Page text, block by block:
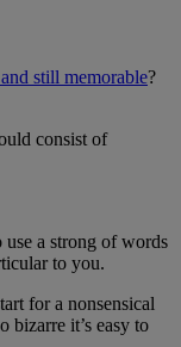
still memorable?
consist of
a strong of words
to you.
for a nonsensical
bizarre it’s easy to